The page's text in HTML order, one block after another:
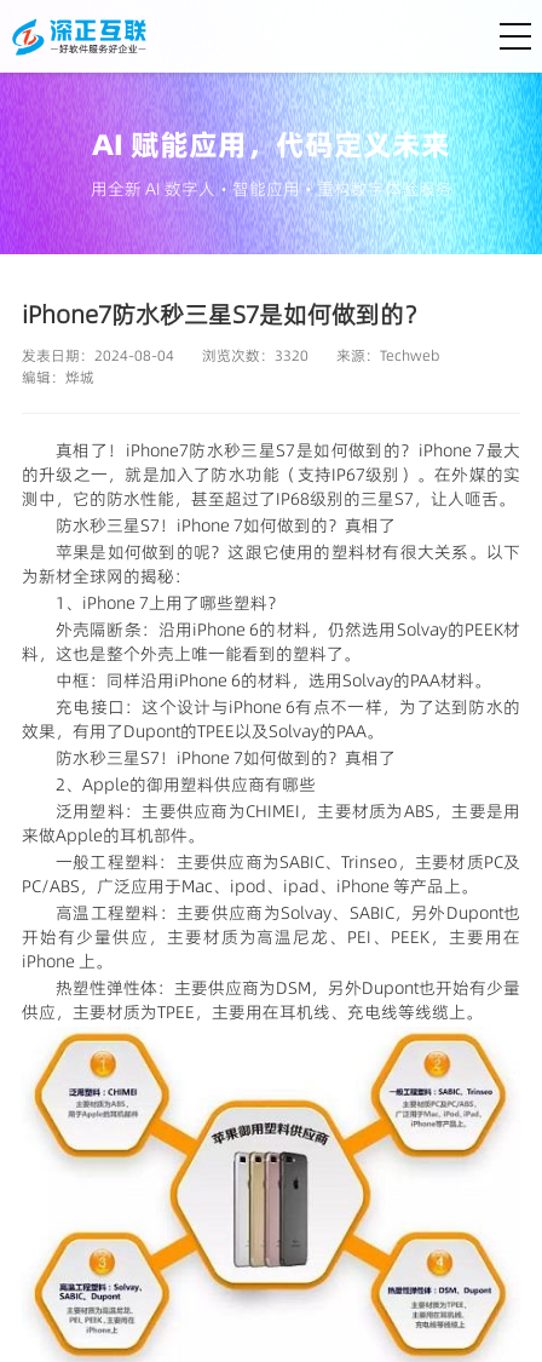
AI 赋能应用，代码定义未来
用全新 AI 数字人・智能应用・重构数字体验服务
iPhone7防水秒三星S7是如何做到的？
发表日期：2024-08-04 浏览次数：3320 来源： Techweb
编辑： 烨城
真相了！iPhone7防水秒三星S7是如何做到的？iPhone 7最大
的升级之一，就是加入了防水功能（支持IP67级别）。在外媒的实
测中，它的防水性能，甚至超过了IP68级别的三星S7，让人咂舌。
防水秒三星S7！iPhone 7如何做到的？真相了
苹果是如何做到的呢？这跟它使用的塑料材有很大关系。以下
为新材全球网的揭秘：
1、iPhone 7上用了哪些塑料？
外壳隔断条：沿用iPhone 6的材料，仍然选用Solvay的PEEK材
料，这也是整个外壳上唯一能看到的塑料了。
中框：同样沿用iPhone 6的材料，选用Solvay的PAA材料。
充电接口：这个设计与iPhone 6有点不一样，为了达到防水的
效果，有用了Dupont的TPEE以及Solvay的PAA。
防水秒三星S7！iPhone 7如何做到的？真相了
2、Apple的御用塑料供应商有哪些
泛用塑料：主要供应商为CHIMEI，主要材质为ABS，主要是用
来做Apple的耳机部件。
一般工程塑料：主要供应商为SABIC、Trinseo，主要材质PC及
PC/ABS，广泛应用于Mac、ipod、ipad、iPhone 等产品上。
高温工程塑料：主要供应商为Solvay、SABIC，另外Dupont也
开始有少量供应，主要材质为高温尼龙、PEI、PEEK，主要用在
iPhone 上。
热塑性弹性体：主要供应商为DSM，另外Dupont也开始有少量
供应，主要材质为TPEE，主要用在耳机线、充电线等线缆上。